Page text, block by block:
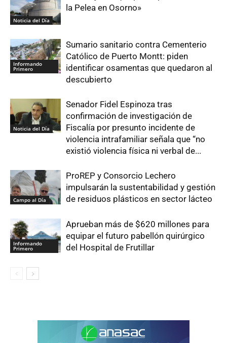
Noticia del Día
la Pelea en Osorno»
Informando
Primero
Sumario sanitario contra Cementerio
Católico de Puerto Montt: piden
identificar osamentas que quedaron al
descubierto
Noticia del Día
Senador Fidel Espinoza tras
confirmación de investigación de
Fiscalía por presunto incidente de
violencia intrafamiliar señala que “no
existió violencia física ni verbal de...
Campo al Día
ProREP y Consorcio Lechero
impulsarán la sustentabilidad y gestión
de residuos plásticos en sector lácteo
Informando
Primero
Aprueban más de $620 millones para
equipar el futuro pabellón quirúrgico
del Hospital de Frutillar